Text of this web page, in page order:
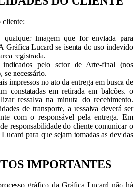
cliente:
imagem que for enviada para
Gráfica Lucard se isenta do uso indevido
registrada.
pelo setor de Arte-final (nos
se necessário.
impressos no ato da entrega em busca de
constatadas em retirada em balcões, o
ressalva na minuta do recebimento.
de transporte, a ressalva deverá ser
com o responsável pela entrega. Em
responsabilidade do cliente comunicar o
para que sejam tomadas as devidas
IMPORTANTES
gráfico da Gráfica Lucard não há